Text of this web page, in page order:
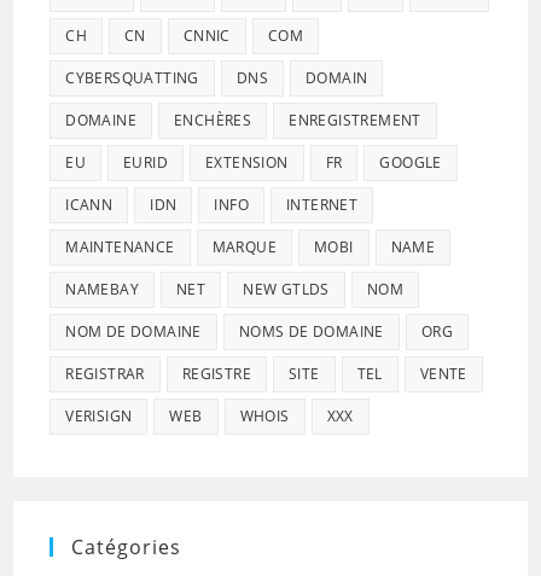
CH CN CNNIC COM
CYBERSQUATTING DNS DOMAIN
DOMAINE ENCHÈRES ENREGISTREMENT
EU EURID EXTENSION FR GOOGLE
ICANN IDN INFO INTERNET
MAINTENANCE MARQUE MOBI NAME
NAMEBAY NET NEW GTLDS NOM
NOM DE DOMAINE NOMS DE DOMAINE ORG
REGISTRAR REGISTRE SITE TEL VENTE
VERISIGN WEB WHOIS XXX
Catégories